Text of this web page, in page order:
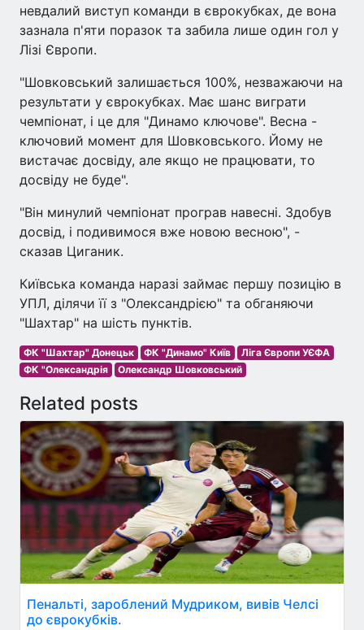
невдалий виступ команди в єврокубках, де вона
зазнала п'яти поразок та забила лише один гол у
Лізі Європи.
"Шовковський залишається 100%, незважаючи на
результати у єврокубках. Має шанс виграти
чемпіонат, і це для "Динамо ключове". Весна -
ключовий момент для Шовковського. Йому не
вистачає досвіду, але якщо не працювати, то
досвіду не буде".
"Він минулий чемпіонат програв навесні. Здобув
досвід, і подивимося вже новою весною", -
сказав Циганик.
Київська команда наразі займає першу позицію в
УПЛ, ділячи її з "Олександрією" та обганяючи
"Шахтар" на шість пунктів.
ФК "Шахтар" Донецьк ФК "Динамо" Київ
Ліга Європи УЄФА
ФК "Олександрія
Олександр Шовковський
Related posts
Пенальті, зароблений Мудриком, вивів Челсі
до єврокубків.